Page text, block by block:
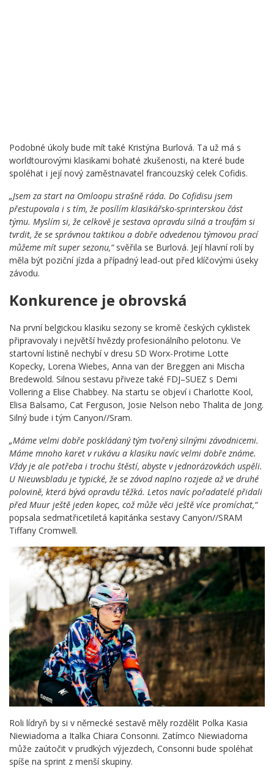
Podobné úkoly bude mít také Kristýna Burlová. Ta už má s
worldtourovými klasikami bohaté zkušenosti, na které bude
spoléhat i její nový zaměstnavatel francouzský celek Cofidis.
„Jsem za start na Omloopu strašně ráda. Do Cofidisu jsem
přestupovala i s tím, že posílím klasikářsko-sprinterskou část
týmu. Myslím si, že celkově je sestava opravdu silná a troufám si
tvrdit, že se správnou taktikou a dobře odvedenou týmovou prací
můžeme mít super sezonu,“svěřila se Burlová. Její hlavní rolí by
měla být poziční jízda a případný lead-out před klíčovými úseky
závodu.
Konkurence je obrovská
Na první belgickou klasiku sezony se kromě českých cyklistek
připravovaly i největší hvězdy profesionálního pelotonu. Ve
startovní listině nechybí v dresu SD Worx-Protime Lotte
Kopecky, Lorena Wiebes, Anna van der Breggen ani Mischa
Bredewold. Silnou sestavu přiveze také FDJ–SUEZ s Demi
Vollering a Elise Chabbey. Na startu se objeví i Charlotte Kool,
Elisa Balsamo, Cat Ferguson, Josie Nelson nebo Thalita de Jong.
Silný bude i tým Canyon//Sram.
„Máme velmi dobře poskládaný tým tvořený silnými závodnicemi.
Máme mnoho karet v rukávu a klasiku navíc velmi dobře známe.
Vždy je ale potřeba i trochu štěstí, abyste v jednorázovkách uspěli.
U Nieuwsbladu je typické, že se závod naplno rozjede až ve druhé
polovině, která bývá opravdu těžká. Letos navíc pořadatelé přidali
před Muur ještě jeden kopec, což může věci ještě více promíchat,“
popsala sedmatřicetiletá kapitánka sestavy Canyon//SRAM
Tiffany Cromwell.
Roli lídryň by si v německé sestavě měly rozdělit Polka Kasia
Niewiadoma a Italka Chiara Consonni. Zatímco Niewiadoma
může zaútočit v prudkých výjezdech, Consonni bude spoléhat
spíše na sprint z menší skupiny.